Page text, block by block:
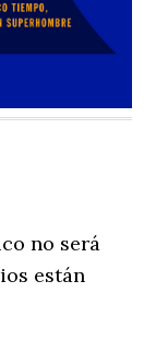
no será
están